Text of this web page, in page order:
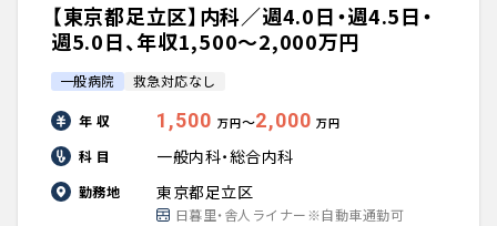
【東京都足立区】内科／週4.0日・週4.5日・
週5.0日、年収1,500〜2,000万円
一般病院 救急対応なし
年 収 1,500 万円〜2,000 万円
科 目 一般内科・総合内科
勤務地 東京都足立区
日暮里・舎人ライナー※自動車通勤可